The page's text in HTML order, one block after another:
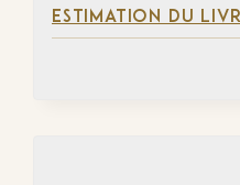
ESTIMATION DU